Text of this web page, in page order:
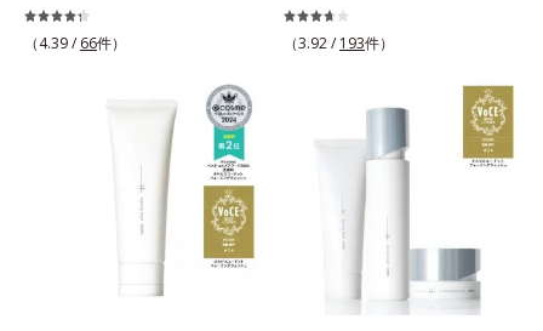
主義。年齢サイン(*5)の因子に着目
した肌科学エイジングケア(*3)シリ
ズは、年齢による肌悩み一つ一つを
対処するのではなく、肌で起きてい
ることの根本原因に着目。加齢とと
もに現れる年齢サイン(*5)について
研究を進めたところ、弾力感のない
状態である「ハリのなさ」や、くす
み(*6)などが現れている状態である
「透明感のなさ」が現れることで大
人の肌印象に大きな影響を与えてい
（4.39 / 66件）
う⼤⼈世代に寄り添うブランドで
す。年齢印象研究に基づいた肌サイ
ーチ。大人世代の肌に向き合い、手
軽なお手入れで賢いケアを。ライフ
スタイルになじむ、若々しい印象(*)
作りのサポートをします。* 肌にハ
（3.92 / 193件）